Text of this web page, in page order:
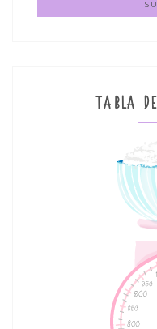
TABLA